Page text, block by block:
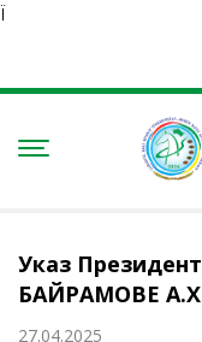
Ï
Указ
БАЙРАМОВЕ
27.04.2025